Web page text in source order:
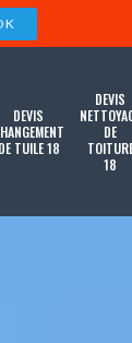
DEVIS
DE TUILE 18
DEVIS
DE
18